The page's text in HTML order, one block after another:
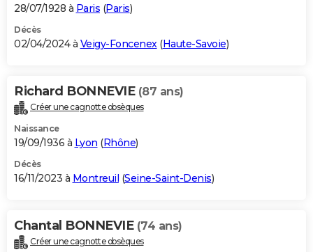
28/07/1928 à Paris (Paris)
Décès
02/04/2024 à Veigy-Foncenex(Haute-Savoie)
Richard BONNEVIE (87 ans)
Créer une cagnotte obsèques
Naissance
19/09/1936 à Lyon (Rhône)
Décès
16/11/2023 à Montreuil (Seine-Saint-Denis)
Chantal BONNEVIE (74 ans)
Créer une cagnotte obsèques